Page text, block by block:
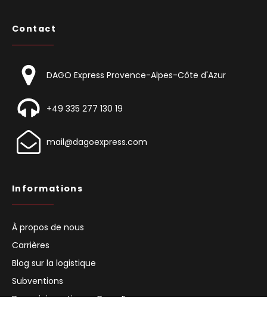
Contact
DAGO Express Provence-Alpes-Côte d'Azur
+49 335 277 130 19
mail@dagoexpress.com
Informations
À propos de nous
Carrières
Blog sur la logistique
Subventions
Devenir investisseur Dago Express